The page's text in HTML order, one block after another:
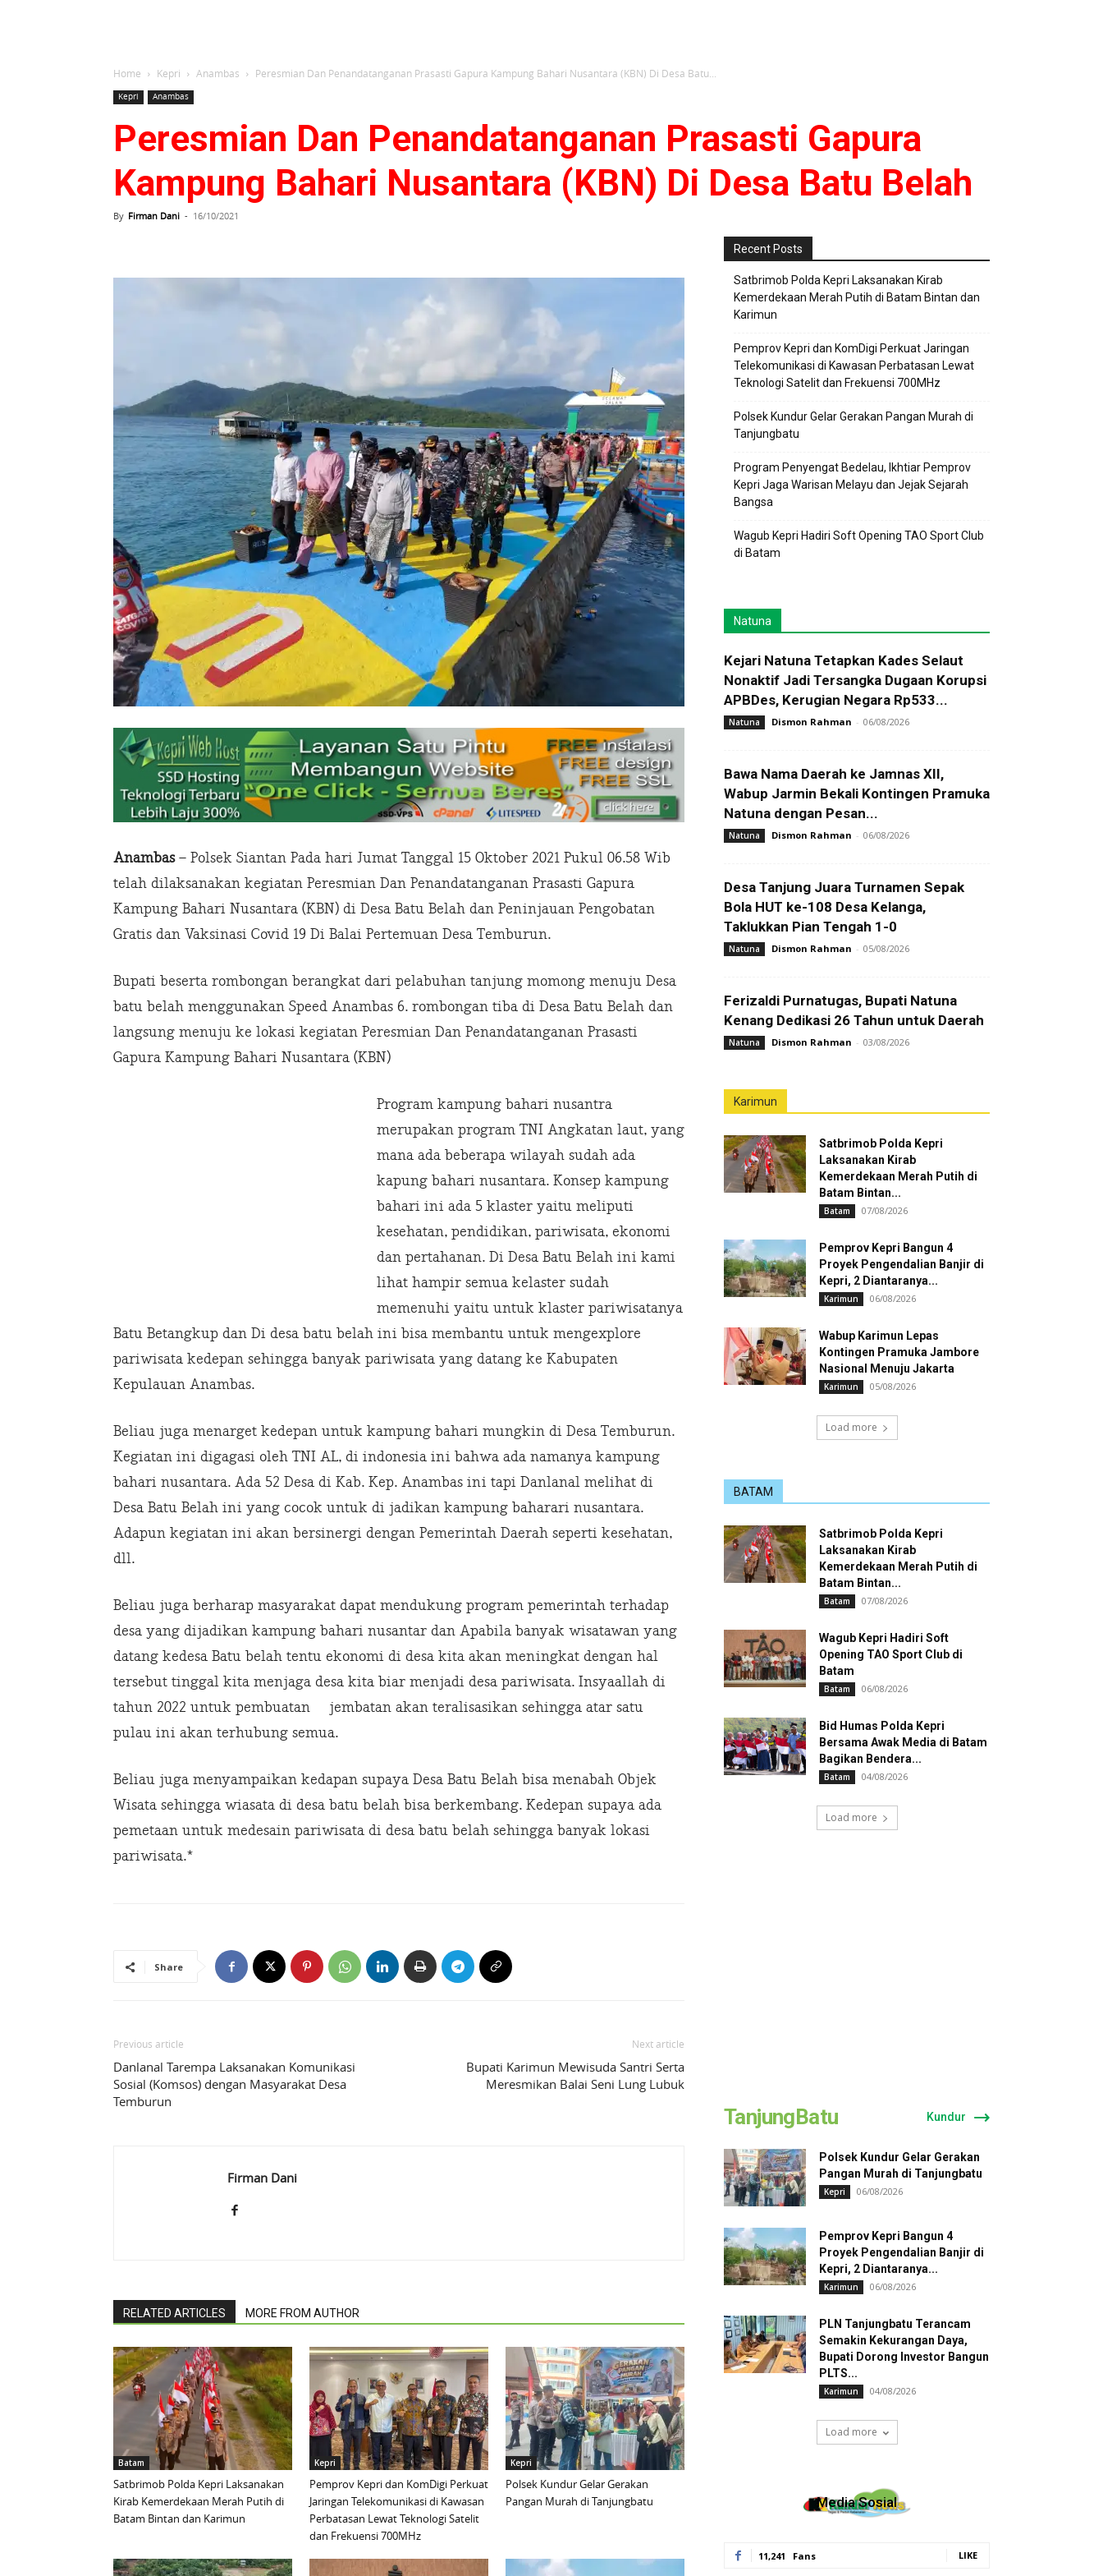
Home Kepri Anambas Peresmian Dan Penandatanganan Prasasti Gapura Kampung Bahari Nusantara (KBN) Di Desa Batu...
Kepri Anambas
Peresmian Dan Penandatanganan Prasasti Gapura
Kampung Bahari Nusantara (KBN) Di Desa Batu Belah
By Firman Dani - 16/10/2021
Anambas– Polsek Siantan Pada hari Jumat Tanggal 15 Oktober 2021 Pukul 06.58 Wib
telah dilaksanakan kegiatan Peresmian Dan Penandatanganan Prasasti Gapura
Kampung Bahari Nusantara (KBN) di Desa Batu Belah dan Peninjauan Pengobatan
Gratis dan Vaksinasi Covid 19 Di Balai Pertemuan Desa Temburun.
Bupati beserta rombongan berangkat dari pelabuhan tanjung momong menuju Desa
batu belah menggunakan Speed Anambas 6. rombongan tiba di Desa Batu Belah dan
langsung menuju ke lokasi kegiatan Peresmian Dan Penandatanganan Prasasti
Gapura Kampung Bahari Nusantara (KBN)
Program kampung bahari nusantra
merupakan program TNI Angkatan laut, yang
mana ada beberapa wilayah sudah ada
kapung bahari nusantara. Konsep kampung
bahari ini ada 5 klaster yaitu meliputi
kesehatan, pendidikan, pariwisata, ekonomi
dan pertahanan. Di Desa Batu Belah ini kami
lihat hampir semua kelaster sudah
memenuhi yaitu untuk klaster pariwisatanya
Batu Betangkup dan Di desa batu belah ini bisa membantu untuk mengexplore
pariwisata kedepan sehingga banyak pariwisata yang datang ke Kabupaten
Kepulauan Anambas.
Beliau juga menarget kedepan untuk kampung bahari mungkin di Desa Temburun.
Kegiatan ini digagasi oleh TNI AL, di indonesia ini bahwa ada namanya kampung
bahari nusantara. Ada 52 Desa di Kab. Kep. Anambas ini tapi Danlanal melihat di
Desa Batu Belah ini yang cocok untuk di jadikan kampung baharari nusantara.
Adapun kegiatan ini akan bersinergi dengan Pemerintah Daerah seperti kesehatan,
dll.
Beliau juga berharap masyarakat dapat mendukung program pemerintah terhadap
desa yang dijadikan kampung bahari nusantar dan Apabila banyak wisatawan yang
datang kedesa Batu belah tentu ekonomi di desa kita akan meningkat dengan hal
tersebut tinggal kita menjaga desa kita biar menjadi desa pariwisata. Insyaallah di
tahun 2022 untuk pembuatan jembatan akan teralisasikan sehingga atar satu
pulau ini akan terhubung semua.
Beliau juga menyampaikan kedapan supaya Desa Batu Belah bisa menabah Objek
Wisata sehingga wiasata di desa batu belah bisa berkembang. Kedepan supaya ada
pemetaan untuk medesain pariwisata di desa batu belah sehingga banyak lokasi
pariwisata.*
Share
Previous article
Danlanal Tarempa Laksanakan Komunikasi
Sosial (Komsos) dengan Masyarakat Desa
Temburun
Next article
Bupati Karimun Mewisuda Santri Serta
Meresmikan Balai Seni Lung Lubuk
Firman Dani
RELATED ARTICLES MORE FROM AUTHOR
Batam
Satbrimob Polda Kepri Laksanakan
Kirab Kemerdekaan Merah Putih di
Batam Bintan dan Karimun
Kepri
Pemprov Kepri dan KomDigi Perkuat
Jaringan Telekomunikasi di Kawasan
Perbatasan Lewat Teknologi Satelit
dan Frekuensi 700MHz
Kepri
Polsek Kundur Gelar Gerakan
Pangan Murah di Tanjungbatu
Recent Posts
Satbrimob Polda Kepri Laksanakan Kirab
Kemerdekaan Merah Putih di Batam Bintan dan
Karimun
Pemprov Kepri dan KomDigi Perkuat Jaringan
Telekomunikasi di Kawasan Perbatasan Lewat
Teknologi Satelit dan Frekuensi 700MHz
Polsek Kundur Gelar Gerakan Pangan Murah di
Tanjungbatu
Program Penyengat Bedelau, Ikhtiar Pemprov
Kepri Jaga Warisan Melayu dan Jejak Sejarah
Bangsa
Wagub Kepri Hadiri Soft Opening TAO Sport Club
di Batam
Natuna
Kejari Natuna Tetapkan Kades Selaut
Nonaktif Jadi Tersangka Dugaan Korupsi
APBDes, Kerugian Negara Rp533...
Natuna Dismon Rahman - 06/08/2026
Bawa Nama Daerah ke Jamnas XII,
Wabup Jarmin Bekali Kontingen Pramuka
Natuna dengan Pesan...
Natuna Dismon Rahman - 06/08/2026
Desa Tanjung Juara Turnamen Sepak
Bola HUT ke-108 Desa Kelanga,
Taklukkan Pian Tengah 1-0
Natuna Dismon Rahman - 05/08/2026
Ferizaldi Purnatugas, Bupati Natuna
Kenang Dedikasi 26 Tahun untuk Daerah
Natuna Dismon Rahman - 03/08/2026
Karimun
Satbrimob Polda Kepri
Laksanakan Kirab
Kemerdekaan Merah Putih di
Batam Bintan...
Batam 07/08/2026
Pemprov Kepri Bangun 4
Proyek Pengendalian Banjir di
Kepri, 2 Diantaranya...
Karimun 06/08/2026
Wabup Karimun Lepas
Kontingen Pramuka Jambore
Nasional Menuju Jakarta
Karimun 05/08/2026
Load more
BATAM
Satbrimob Polda Kepri
Laksanakan Kirab
Kemerdekaan Merah Putih di
Batam Bintan...
Batam 07/08/2026
Wagub Kepri Hadiri Soft
Opening TAO Sport Club di
Batam
Batam 06/08/2026
Bid Humas Polda Kepri
Bersama Awak Media di Batam
Bagikan Bendera...
Batam 04/08/2026
Load more
TanjungBatu Kundur
Polsek Kundur Gelar Gerakan
Pangan Murah di Tanjungbatu
Kepri 06/08/2026
Pemprov Kepri Bangun 4
Proyek Pengendalian Banjir di
Kepri, 2 Diantaranya...
Karimun 06/08/2026
PLN Tanjungbatu Terancam
Semakin Kekurangan Daya,
Bupati Dorong Investor Bangun
PLTS...
Karimun 04/08/2026
Load more
Media Sosial
11,241 Fans LIKE